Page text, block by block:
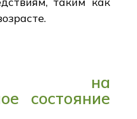
на
состояние